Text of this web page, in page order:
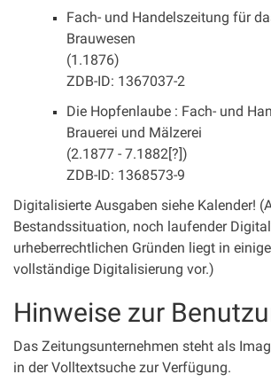
Fach- und Handelszeitung für
Brauwesen
(1.1876)
ZDB-ID: 1367037-2
Die Hopfenlaube : Fach- und
Brauerei und Mälzerei
(2.1877 - 7.1882[?])
ZDB-ID: 1368573-9
Digitalisierte Ausgaben siehe Kalender!
Bestandssituation, noch laufender
urheberrechtlichen Gründen liegt in
vollständige Digitalisierung vor.)
Hinweise zur
Das Zeitungsunternehmen steht als
in der Volltextsuche zur Verfügung.